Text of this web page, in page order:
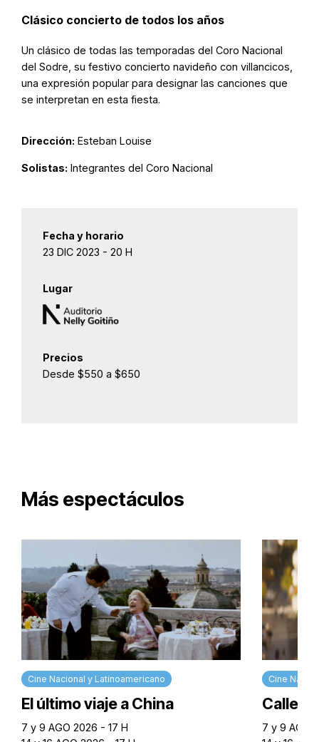
Clásico concierto de todos los años
Un clásico de todas las temporadas del Coro Nacional
del Sodre, su festivo concierto navideño con villancicos,
una expresión popular para designar las canciones que
se interpretan en esta fiesta.
Dirección: Esteban Louise
Solistas: Integrantes del Coro Nacional
Fecha y horario
23 DIC 2023 - 20 H
Lugar
Precios
Desde $550 a $650
Más espectáculos
Cine Nacional y Latinoamericano
El último viaje a China
7 y 9 AGO 2026 - 17 H
Cine
Calle
7 y 9 AGO